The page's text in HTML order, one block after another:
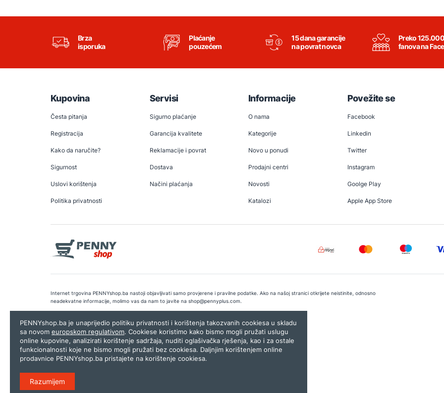
Brza
isporuka
Plaćanje
pouzećem
15 dana garancije
na povrat novca
Preko 125.000
fanova na
Kupovina
Česta pitanja
Registracija
Kako da naručite?
Sigurnost
Uslovi korištenja
Politika privatnosti
Servisi
Sigurno plaćanje
Garancija kvalitete
Reklamacije i povrat
Dostava
Načini plaćanja
Informacije
O nama
Kategorije
Novo u ponudi
Prodajni centri
Novosti
Katalozi
Povežite se
Facebook
Linkedin
Twitter
Instagram
Goolge Play
Apple App Store
Internet trgovina PENNYshop.ba nastoji objavljivati samo provjerene i pravilne podatke. Ako na našoj stranici otkrijete neistinite, odnosno
neadekvatne informacije, molimo vas da nam to javite na shop@pennyplus.com.
Copyright © 2026.Penny plus d.o.o. Sarajevo.Dizajn i programiranje:Lampa.ba
PENNYshop.ba je unaprijedio politiku privatnosti i korištenja takozvanih cookiesa u skladu
sa novom europskom regulativom. Cookiese koristimo kako bismo mogli pružati uslugu
online kupovine, analizirati korištenje sadržaja, nuditi oglašivačka rješenja, kao i za ostale
funkcionalnosti koje ne bismo mogli pružati bez cookiesa. Daljnjim korištenjem online
prodavnice PENNYshop.ba pristajete na korištenje cookiesa.
Razumijem